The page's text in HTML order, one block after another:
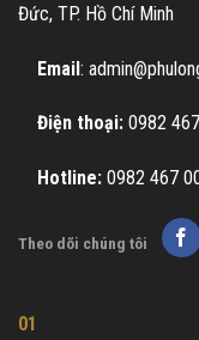
Đức, TP. Hồ Chí Minh
Email:
Điện thoại: 0982
Hotline: 0982 467
Theo dõi chúng tôi
01